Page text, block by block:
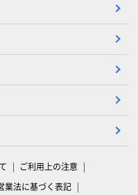
ご利用上の注意
業法に基づく表記